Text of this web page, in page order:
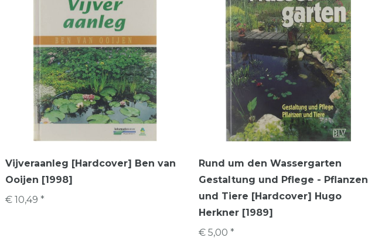
Vijveraanleg [Hardcover] Ben van
Ooijen [1998]
€ 10,49 *
Rund um den Wassergarten
Gestaltung und Pflege - Pflanzen
und Tiere [Hardcover] Hugo
Herkner [1989]
€ 5,00 *